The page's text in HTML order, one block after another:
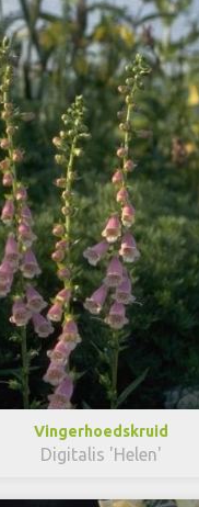
Vingerhoedskruid
Digitalis 'Helen'